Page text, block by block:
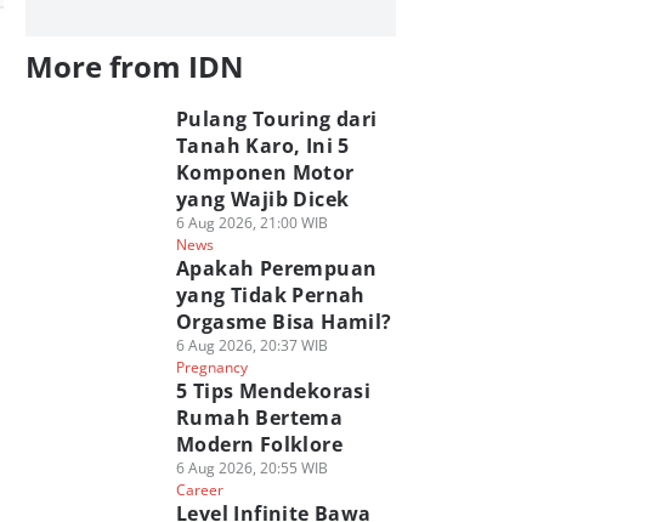
More from IDN
Pulang Touring dari
Tanah Karo, Ini 5
Komponen Motor
yang Wajib Dicek
6 Aug 2026, 21:00 WIB
News
Apakah Perempuan
yang Tidak Pernah
Orgasme Bisa Hamil?
6 Aug 2026, 20:37 WIB
Pregnancy
5 Tips Mendekorasi
Rumah Bertema
Modern Folklore
6 Aug 2026, 20:55 WIB
Career
Level Infinite Bawa